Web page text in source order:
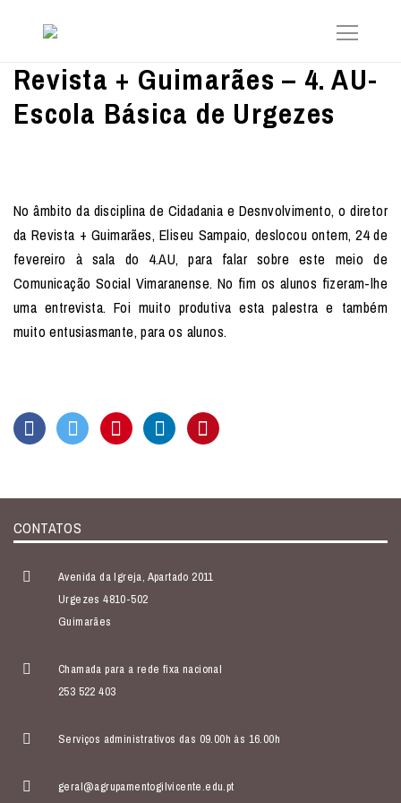
Revista + Guimarães – 4. AU-
Escola Básica de Urgezes
No âmbito da disciplina de Cidadania e Desnvolvimento, o diretor
da Revista + Guimarães, Eliseu Sampaio, deslocou ontem, 24 de
fevereiro à sala do 4.AU, para falar sobre este meio de
Comunicação Social Vimaranense. No fim os alunos fizeram-lhe
uma entrevista. Foi muito produtiva esta palestra e também
muito entusiasmante, para os alunos.
CONTATOS
Avenida da Igreja, Apartado 2011
Urgezes 4810-502
Guimarães
Chamada para a rede fixa nacional
253 522 403
Serviços administrativos das 09.00h às 16.00h
geral@agrupamentogilvicente.edu.pt